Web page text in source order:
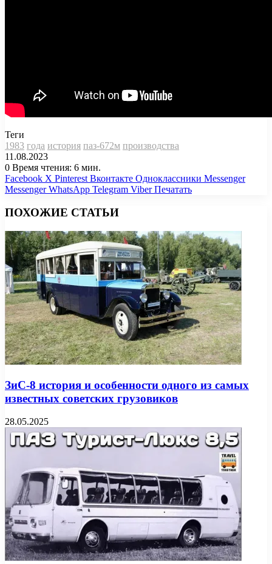
Теги
1983 года история паз-672м производства
11.08.2023
0 Время чтения: 6 мин.
Facebook X Pinterest Вконтакте Одноклассники Messenger
Messenger WhatsApp Telegram Viber Печатать
ПОХОЖИЕ СТАТЬИ
ЗиС-8 история и особенности одного из самых
известных советских грузовиков
28.05.2025